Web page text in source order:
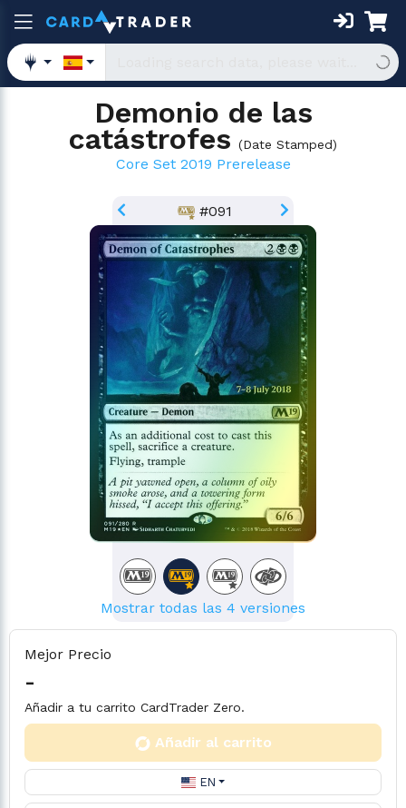
Demonio de las
catástrofes (Date Stamped)
Core Set 2019 Prerelease
#091
Mostrar todas las 4 versiones
Mejor Precio
-
Añadir a tu carrito CardTrader Zero.
Añadir al carrito
EN